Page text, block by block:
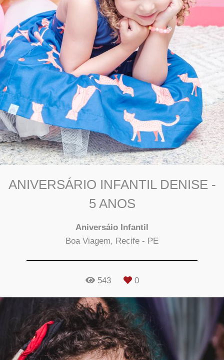
ANIVERSÁRIO INFANTIL DENISE -
5 ANOS
Aniversáio Infantil
Boa Viagem, Recife - PE
543 0